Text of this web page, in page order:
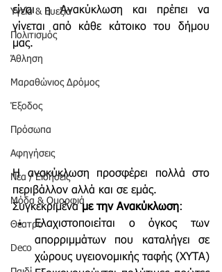
Υγεία & Ευεξία
Πολιτισμός
Άθληση
Μαραθώνιος Δρόμος
Έξοδος
Πρόσωπα
Αφηγήσεις
Νέα / Ειδήσεις
Μόδα & Ομορφιά
Θέατρο
Deco
είναι η Ανακύκλωση και πρέπει να
γίνεται από κάθε κάτοικο του δήμου
μας.
Η ανακύκλωση προσφέρει πολλά στο
περιβάλλον αλλά και σε εμάς.
Συγκεκριμένα με την Ανακύκλωση:
Ελαχιστοποιείται ο όγκος των
απορριμμάτων που καταλήγει σε
χώρους υγειονομικής ταφής (ΧΥΤΑ)